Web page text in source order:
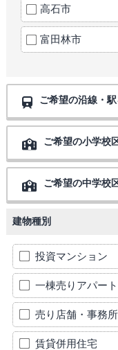
高石市
富田林市
ご希望の沿線・
ご希望の小学校
ご希望の中学校
建物種別
投資マンション
一棟売りアパート
売り店舗・事務所
賃貸併用住宅